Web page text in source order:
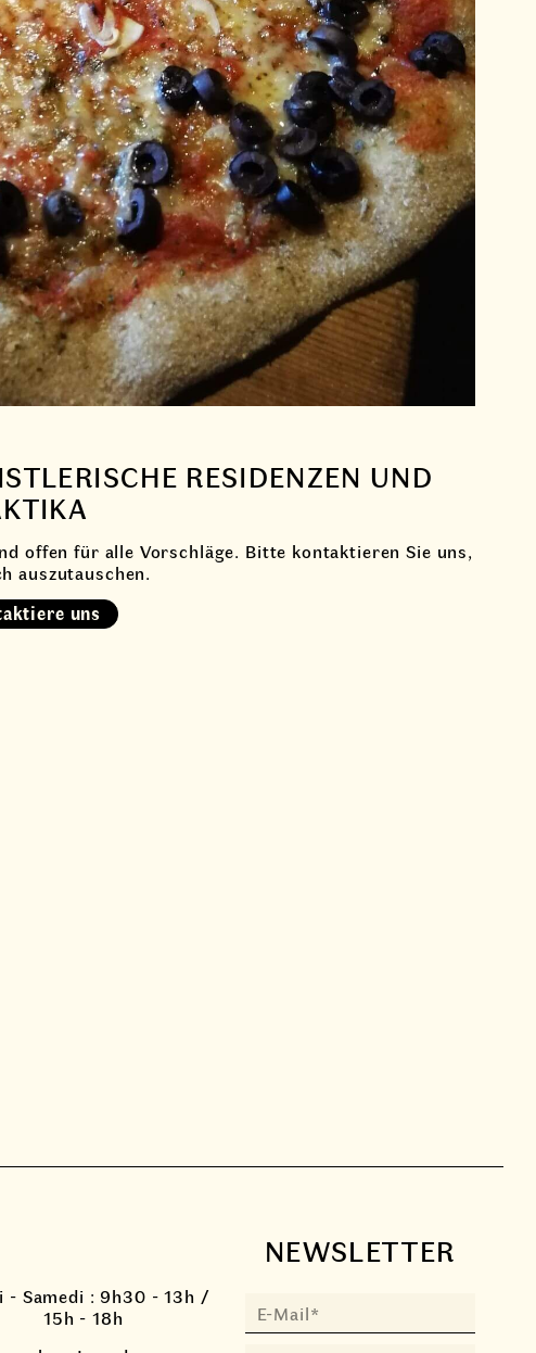
RESIDENZEN UND
offen für alle Vorschläge. Bitte kontaktieren Sie uns,
auszutauschen.
uns
- Samedi : 9h30 - 13h /
15h - 18h
NEWSLETTER